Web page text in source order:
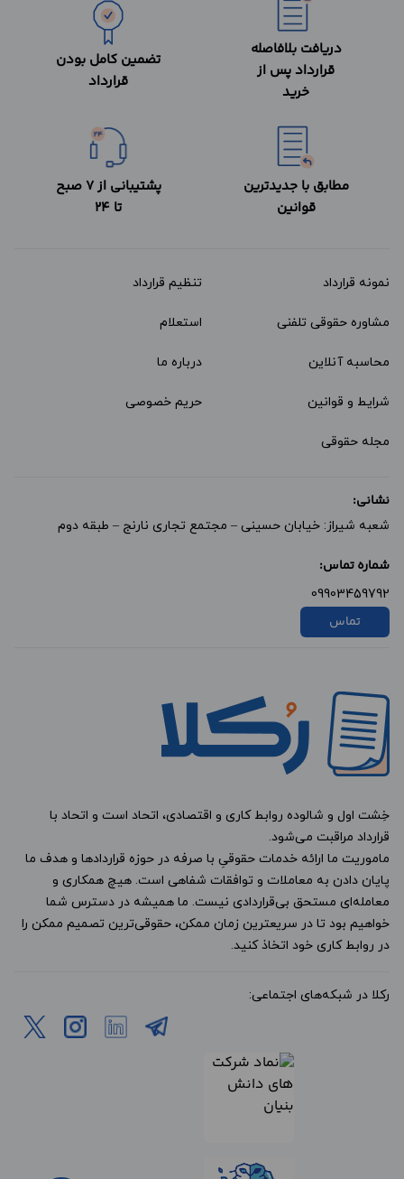
دریافت بلافاصله
قرارداد پس از
خرید
تضمین کامل بودن
قرارداد
مطابق با جدیدترین
قوانین
پشتیبانی از 7 صبح
تا 24
نمونه قرارداد‌ تنظیم قرارداد
مشاوره حقوقی تلفنی استعلام
محاسبه آنلاین درباره ما
شرایط و قوانین حریم خصوصی
مجله حقوقی
نشانی:
شعبه شیراز: خیابان حسینی – مجتمع تجاری نارنج – طبقه دوم
شماره تماس:
09903459792
تماس
خِشت اول و شالوده روابط کاری و اقتصادی، اتحاد است و اتحاد با
قرارداد مراقبت می‌شود.
ماموریت ما ارائه خدمات حقوقیِ با صرفه در حوزه قراردادها و هدف ما
پایان دادن به معاملات و توافقات شفاهی است. هیچ همکاری و
معامله‌ای مستحق بی‌قراردادی نیست. ما همیشه در دسترس شما
خواهیم بود تا در سریعترین زمان ممکن، حقوقی‌ترین تصمیم ممکن را
در روابط کاری خود اتخاذ کنید.
رکلا در شبکه‌های اجتماعی: